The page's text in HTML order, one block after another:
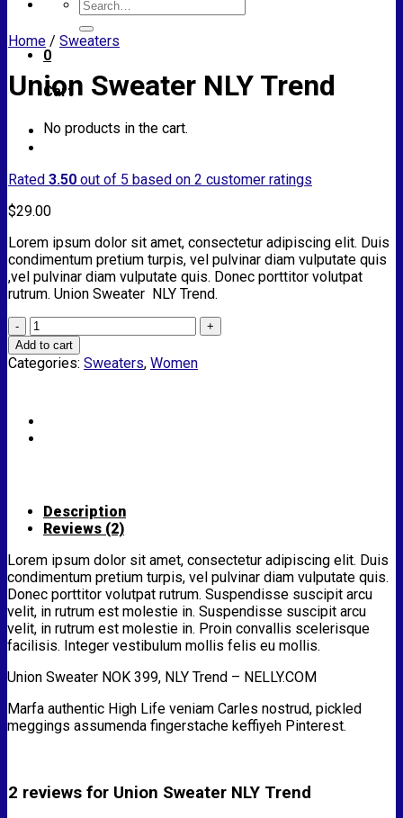
Search
for:
0
Cart
No products in the cart.
Home / Sweaters
Union Sweater NLY Trend
Rated 3.50 out of 5 based on 2 customer ratings
$29.00
Lorem ipsum dolor sit amet, consectetur adipiscing elit. Duis
condimentum pretium turpis, vel pulvinar diam vulputate quis
,vel pulvinar diam vulputate quis. Donec porttitor volutpat
rutrum. Union Sweater NLY Trend.
Union
Sweater
NLY
Trend
Add to cart
Categories: Sweaters, Women
Description
Reviews (2)
Lorem ipsum dolor sit amet, consectetur adipiscing elit. Duis
condimentum pretium turpis, vel pulvinar diam vulputate quis.
Donec porttitor volutpat rutrum. Suspendisse suscipit arcu
velit, in rutrum est molestie in. Suspendisse suscipit arcu
velit, in rutrum est molestie in. Proin convallis scelerisque
facilisis. Integer vestibulum mollis felis eu mollis.
Union Sweater NOK 399, NLY Trend – NELLY.COM
Marfa authentic High Life veniam Carles nostrud, pickled
meggings assumenda fingerstache keffiyeh Pinterest.
2 reviews for Union Sweater NLY Trend